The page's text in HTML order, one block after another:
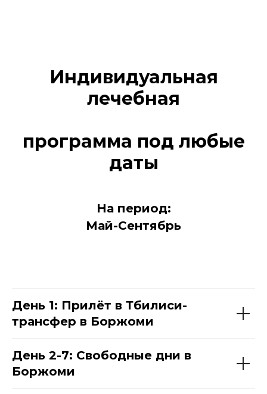
Индивидуальная
лечебная
программа под любые
даты
На период:
Май-Сентябрь
День 1: Прилёт в Тбилиси-
трансфер в Боржоми
День 2-7: Свободные дни в
Боржоми